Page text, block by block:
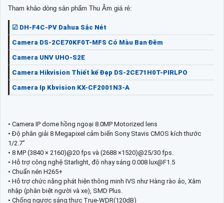
Tham khảo dòng sản phẩm Thu Âm giá rẻ:
☑ DH-F4C-PV Dahua Sắc Nét
Camera DS-2CE70KF0T-MFS Có Màu Ban Đêm
Camera UNV UHO-S2E
Camera Hikvision Thiết kế Đẹp DS-2CE71H0T-PIRLPO
Camera Ip Kbvision KX-CF2001N3-A
• Camera IP dome hồng ngoại 8.0MP Motorized lens
• Độ phân giải 8 Megapixel cảm biến Sony Stavis CMOS kích thước
1/2.7”
• 8 MP (3840 × 2160)@20 fps và (2688 ×1520)@25/30 fps.
• Hỗ trợ công nghệ Starlight, độ nhạy sáng 0.008 lux@F1.5
• Chuẩn nén H265+
• Hỗ trợ chức năng phát hiện thông minh IVS như Hàng rào ảo, Xâm
nhập (phân biệt người và xe), SMD Plus.
• Chống ngược sáng thực True-WDR(120dB)